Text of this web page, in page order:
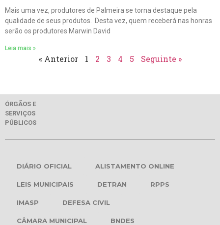
Mais uma vez, produtores de Palmeira se torna destaque pela
qualidade de seus produtos. Desta vez, quem receberá nas honras
serão os produtores Marwin David
Leia mais »
« Anterior 1 2 3 4 5 Seguinte »
ÓRGÃOS E
SERVIÇOS
PÚBLICOS
DIÁRIO OFICIAL ALISTAMENTO ONLINE
LEIS MUNICIPAIS DETRAN RPPS
IMASP DEFESA CIVIL
CÂMARA MUNICIPAL BNDES